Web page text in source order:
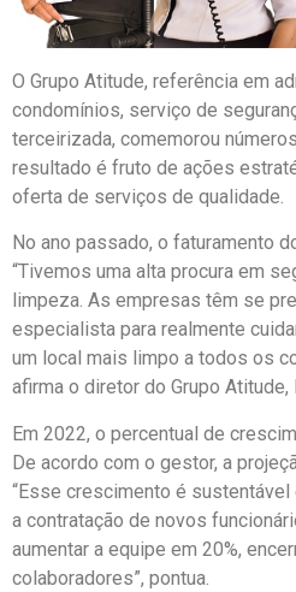
O Grupo Atitude, referência em
condomínios, serviço de
terceirizada, comemorou
resultado é fruto de ações
oferta de serviços de qualidade.
No ano passado, o faturamento
“Tivemos uma alta procura em
limpeza. As empresas têm se
especialista para realmente
um local mais limpo a todos os
afirma o diretor do Grupo Atitude,
Em 2022, o percentual de
De acordo com o gestor, a
“Esse crescimento é
a contratação de novos
aumentar a equipe em 20%,
colaboradores”, pontua.